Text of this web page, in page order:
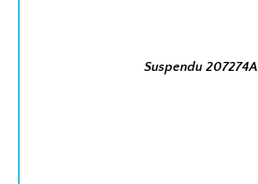
Suspendu 207274A